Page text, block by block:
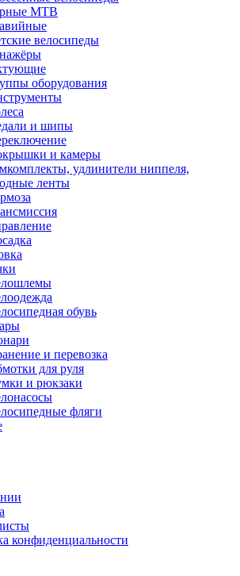
МTB
велосипеды
оборудования
и шипы
и камеры
удлинители ниппеля,
ленты
обувь
и перевозка
для руля
и рюкзаки
фляги
конфиденциальности